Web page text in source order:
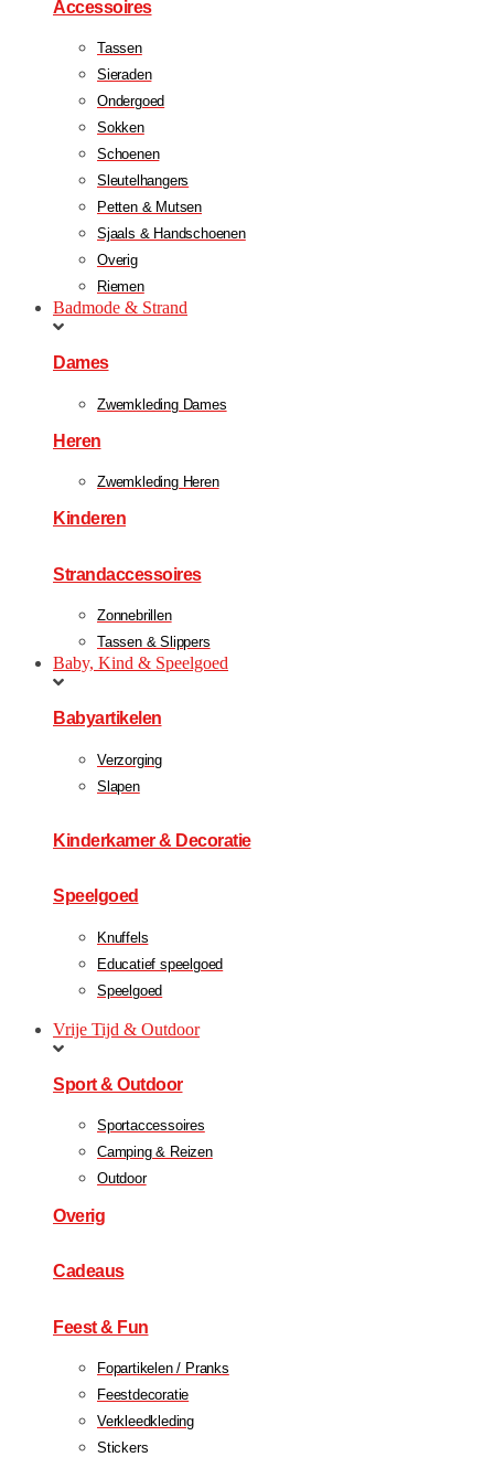
Accessoires
Tassen
Sieraden
Ondergoed
Sokken
Schoenen
Sleutelhangers
Petten & Mutsen
Sjaals & Handschoenen
Overig
Riemen
Badmode & Strand
Dames
Zwemkleding Dames
Heren
Zwemkleding Heren
Kinderen
Strandaccessoires
Zonnebrillen
Tassen & Slippers
Baby, Kind & Speelgoed
Babyartikelen
Verzorging
Slapen
Kinderkamer & Decoratie
Speelgoed
Knuffels
Educatief speelgoed
Speelgoed
Vrije Tijd & Outdoor
Sport & Outdoor
Sportaccessoires
Camping & Reizen
Outdoor
Overig
Cadeaus
Feest & Fun
Fopartikelen / Pranks
Feestdecoratie
Verkleedkleding
Stickers